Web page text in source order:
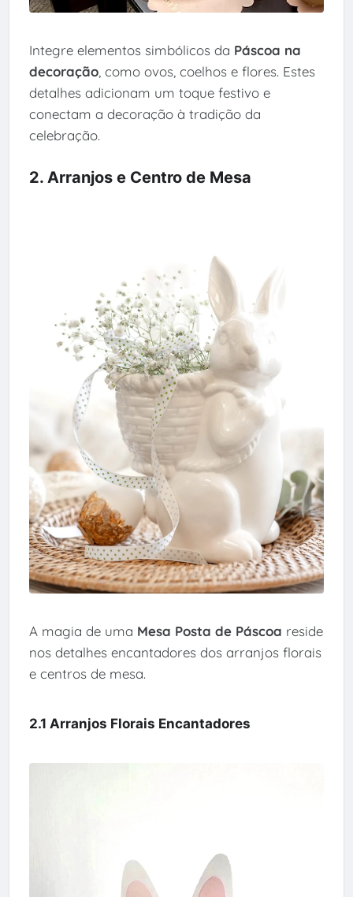
Integre elementos simbólicos da Páscoa na
decoração, como ovos, coelhos e flores. Estes
detalhes adicionam um toque festivo e
conectam a decoração à tradição da
celebração.
2. Arranjos e Centro de Mesa
A magia de uma Mesa Posta de Páscoa reside
nos detalhes encantadores dos arranjos florais
e centros de mesa.
2.1 Arranjos Florais Encantadores